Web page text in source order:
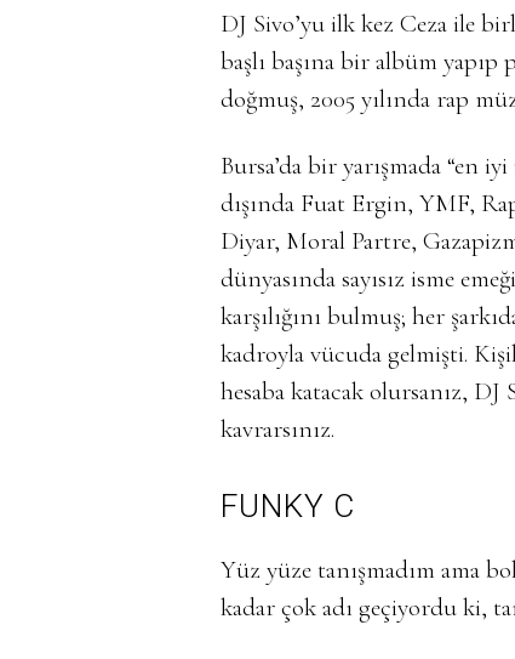
DJ Sivo’yu ilk kez Ceza ile
başlı başına bir albüm yapıp
doğmuş, 2005 yılında rap
Bursa’da bir yarışmada “en
dışında Fuat Ergin, YMF,
Diyar, Moral Partre,
dünyasında sayısız isme
karşılığını bulmuş; her
kadroyla vücuda gelmişti.
hesaba katacak olursanız,
kavrarsınız.
FUNKY C
Yüz yüze tanışmadım ama
kadar çok adı geçiyordu ki,